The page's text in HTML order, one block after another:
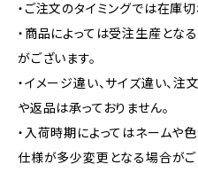
・ご注文のタイミングでは在庫
・商品によっては受注生産とな
がございます。
・イメージ違い、サイズ違い、
や返品は承っておりません。
・入荷時期によってはネームや
仕様が多少変更となる場合がご